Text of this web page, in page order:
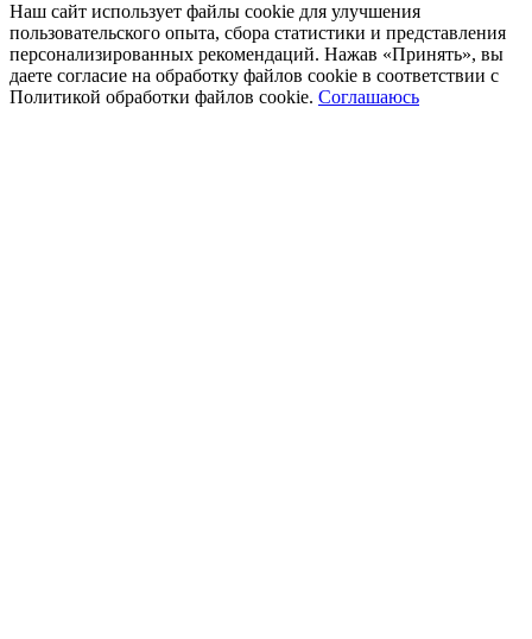
Наш сайт использует файлы cookie для улучшения
пользовательского опыта, сбора статистики и представления
персонализированных рекомендаций. Нажав «Принять», вы
даете согласие на обработку файлов cookie в соответствии с
Политикой обработки файлов cookie. Соглашаюсь